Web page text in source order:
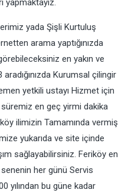
yapmaktayız.
yada Şişli Kurtuluş
arama yaptığınızda
en yakın ve
Kurumsal çilingir
yetkili ustayı Hizmet için
en geç yirmi dakika
ilimizin Tamamında vermiş
yukarıda ve site içinde
sağlayabilirsiniz. Feriköy en
her günü Servis
yılından bu güne kadar